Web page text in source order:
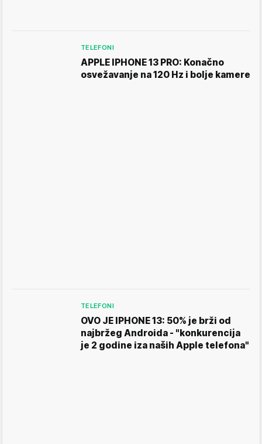
TELEFONI
APPLE IPHONE 13 PRO: Konačno
osvežavanje na 120 Hz i bolje kamere
TELEFONI
OVO JE IPHONE 13: 50% je brži od
najbržeg Androida - "konkurencija
je 2 godine iza naših Apple telefona"